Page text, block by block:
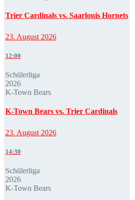
Trier Cardinals vs. Saarlouis Hornets
23. August 2026
12:00
Schülerliga
2026
K-Town Bears
K-Town Bears vs. Trier Cardinals
23. August 2026
14:30
Schülerliga
2026
K-Town Bears